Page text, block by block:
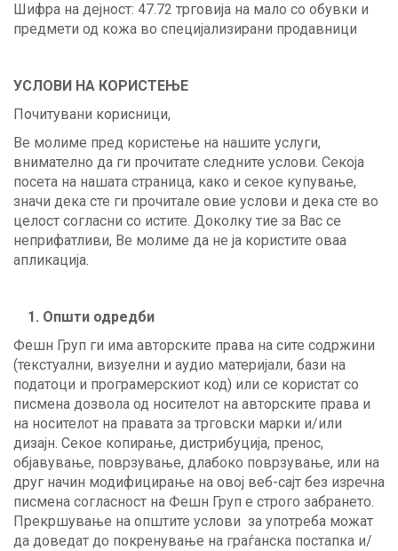
Шифра на дејност: 47.72 трговија на мало со обувки и
предмети од кожа во специјализирани продавници
УСЛОВИ НА КОРИСТЕЊЕ
Почитувани корисници,
Ве молиме пред користење на нашите услуги,
внимателно да ги прочитате следните услови. Секоја
посета на нашата страница, како и секое купување,
значи дека сте ги прочитале овие услови и дека сте во
целост согласни со истите. Доколку тие за Вас се
неприфатливи, Ве молиме да не ја користите оваа
апликација.
1. Општи одредби
Фешн Груп ги има авторските права на сите содржини
(текстуални, визуелни и аудио материјали, бази на
податоци и програмерскиот код) или се користат со
писмена дозвола од носителот на авторските права и
на носителот на правата за трговски марки и/или
дизајн. Секое копирање, дистрибуција, пренос,
објавување, поврзување, длабоко поврзување, или на
друг начин модифицирање на овој веб-сајт без изречна
писмена согласност на Фешн Груп е строго забрането.
Прекршување на општите услови за употреба можат
да доведат до покренување на граѓанска постапка и/